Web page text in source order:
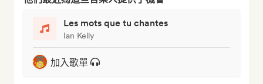
Les mots que tu chantes
Ian Kelly
加入歌單